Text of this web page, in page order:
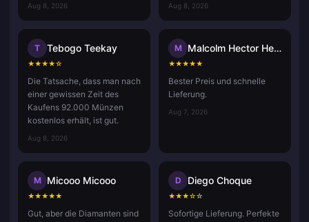
Aug 8, 2026 Aug 8, 2026
T Tebogo Teekay
★★★★☆
Die Tatsache, dass man nach
einer gewissen Zeit des
Kaufens 92.000 Münzen
kostenlos erhält, ist gut.
Aug 8, 2026
M Malcolm Hector Herce
★★★★★
Bester Preis und schnelle
Lieferung.
Aug 7, 2026
M Micooo Micooo
★★★★★
Gut, aber die Diamanten sind
D Diego Choque
★★★☆☆
Sofortige Lieferung. Perfekte